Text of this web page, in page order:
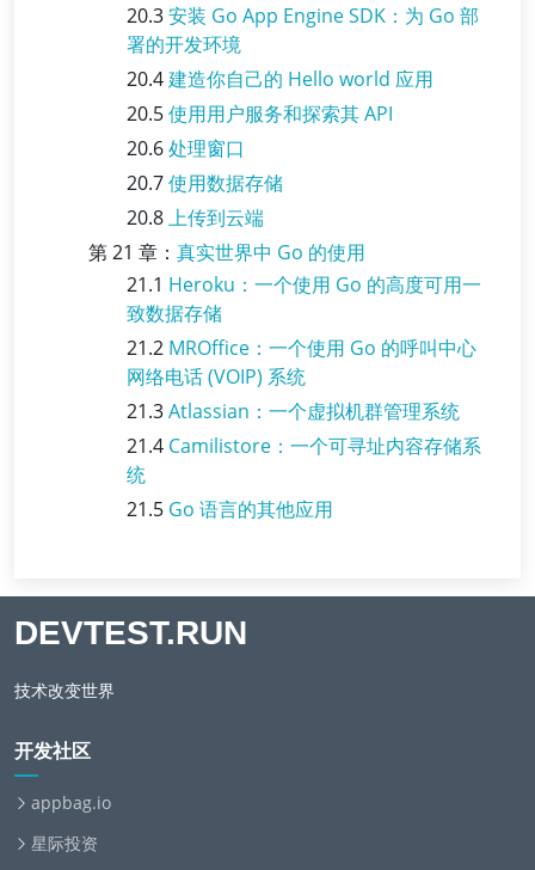
20.3安装 Go App Engine SDK：为 Go 部
署的开发环境
20.4建造你自己的 Hello world 应用
20.5使用用户服务和探索其 API
20.6处理窗口
20.7使用数据存储
20.8上传到云端
第 21 章： 真实世界中 Go 的使用
21.1 Heroku：一个使用 Go 的高度可用一
致数据存储
21.2 MROffice：一个使用 Go 的呼叫中心
网络电话 (VOIP) 系统
21.3Atlassian：一个虚拟机群管理系统
21.4 Camilistore：一个可寻址内容存储系
统
21.5 Go 语言的其他应用
DEVTEST.RUN
技术改变世界
开发社区
appbag.io
星际投资